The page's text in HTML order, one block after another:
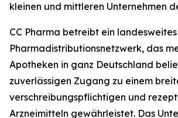
kleinen und mittleren Unternehmen
CC Pharma betreibt ein landesweites
Pharmadistributionsnetzwerk, das
Apotheken in ganz Deutschland
zuverlässigen Zugang zu einem
verschreibungspflichtigen und
Arzneimitteln gewährleistet. Das